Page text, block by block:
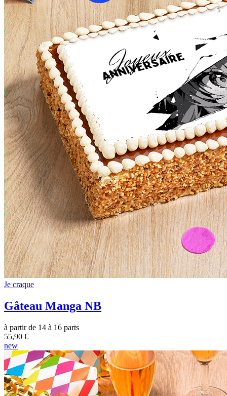
Je craque
Gâteau Manga NB
à partir de 14 à 16 parts
55,90 €
new